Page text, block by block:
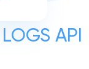
API